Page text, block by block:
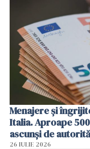
Menajere și
Italia. Aproape
ascunși de
26 IULIE 2026